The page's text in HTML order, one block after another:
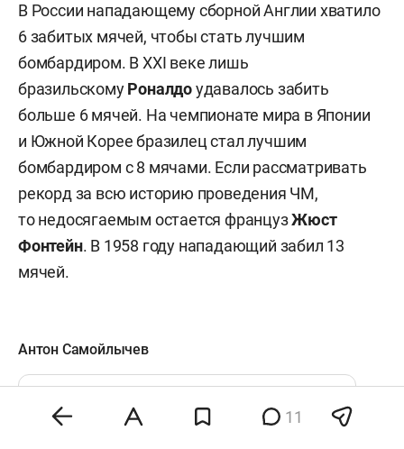
В России нападающему сборной Англии хватило
6 забитых мячей, чтобы стать лучшим
бомбардиром. В XXI веке лишь
бразильскомуРоналдоудавалось забить
больше 6 мячей. На чемпионате мира в Японии
и Южной Корее бразилец стал лучшим
бомбардиром с 8 мячами. Если рассматривать
рекорд за всю историю проведения ЧМ,
то недосягаемым остается французЖюст
Фонтейн. В 1958 году нападающий забил 13
мячей.
Антон Самойлычев
11